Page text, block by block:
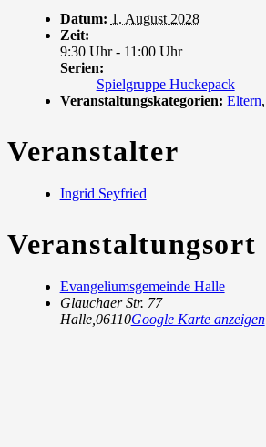
Datum: 1. August 2028
Zeit:
9:30 Uhr - 11:00 Uhr
Serien:
Spielgruppe Huckepack
Veranstaltungskategorien: Eltern,
Veranstalter
Ingrid Seyfried
Veranstaltungsort
Evangeliumsgemeinde Halle
Glauchaer Str. 77
Halle, 06110Google Karte anzeigen